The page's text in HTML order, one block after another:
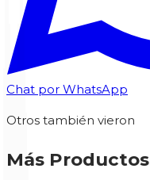
Chat por WhatsApp
Otros también vieron
Más Productos